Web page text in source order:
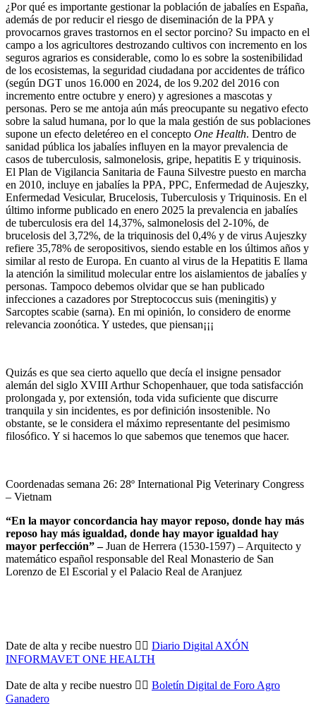
¿Por qué es importante gestionar la población de jabalíes en España,
además de por reducir el riesgo de diseminación de la PPA y
provocarnos graves trastornos en el sector porcino? Su impacto en el
campo a los agricultores destrozando cultivos con incremento en los
seguros agrarios es considerable, como lo es sobre la sostenibilidad
de los ecosistemas, la seguridad ciudadana por accidentes de tráfico
(según DGT unos 16.000 en 2024, de los 9.202 del 2016 con
incremento entre octubre y enero) y agresiones a mascotas y
personas. Pero se me antoja aún más preocupante su negativo efecto
sobre la salud humana, por lo que la mala gestión de sus poblaciones
supone un efecto deletéreo en el concepto One Health. Dentro de
sanidad pública los jabalíes influyen en la mayor prevalencia de
casos de tuberculosis, salmonelosis, gripe, hepatitis E y triquinosis.
El Plan de Vigilancia Sanitaria de Fauna Silvestre puesto en marcha
en 2010, incluye en jabalíes la PPA, PPC, Enfermedad de Aujeszky,
Enfermedad Vesicular, Brucelosis, Tuberculosis y Triquinosis. En el
último informe publicado en enero 2025 la prevalencia en jabalíes
de tuberculosis era del 14,37%, salmonelosis del 2-10%, de
brucelosis del 3,72%, de la triquinosis del 0,4% y de virus Aujeszky
refiere 35,78% de seropositivos, siendo estable en los últimos años y
similar al resto de Europa. En cuanto al virus de la Hepatitis E llama
la atención la similitud molecular entre los aislamientos de jabalíes y
personas. Tampoco debemos olvidar que se han publicado
infecciones a cazadores por Streptococcus suis (meningitis) y
Sarcoptes scabie (sarna). En mi opinión, lo considero de enorme
relevancia zoonótica. Y ustedes, que piensan¡¡¡
Quizás es que sea cierto aquello que decía el insigne pensador
alemán del siglo XVIII Arthur Schopenhauer, que toda satisfacción
prolongada y, por extensión, toda vida suficiente que discurre
tranquila y sin incidentes, es por definición insostenible. No
obstante, se le considera el máximo representante del pesimismo
filosófico. Y si hacemos lo que sabemos que tenemos que hacer.
Coordenadas semana 26: 28º International Pig Veterinary Congress
– Vietnam
“En la mayor concordancia hay mayor reposo, donde hay más
reposo hay más igualdad, donde hay mayor igualdad hay
mayor perfección” –Juan de Herrera (1530-1597) – Arquitecto y
matemático español responsable del Real Monasterio de San
Lorenzo de El Escorial y el Palacio Real de Aranjuez
Date de alta y recibe nuestro 👉🏼 Diario Digital AXÓN
INFORMAVET ONE HEALTH
Date de alta y recibe nuestro 👉🏼 Boletín Digital de Foro Agro
Ganadero